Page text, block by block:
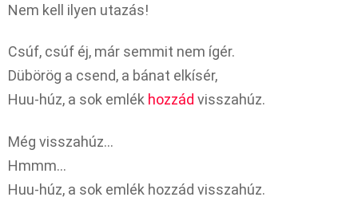
Nem kell ilyen utazás!
Csúf, csúf éj, már semmit nem ígér.
Dübörög a csend, a bánat elkísér,
Huu-húz, a sok emlék hozzád visszahúz.
Még visszahúz…
Hmmm…
Huu-húz, a sok emlék hozzád visszahúz.